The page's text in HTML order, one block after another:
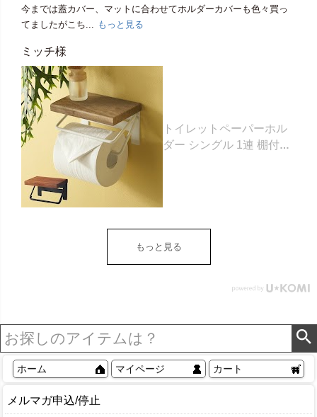
今までは蓋カバー、マットに合わせてホルダーカバーも色々買っ
てましたがこち...
もっと見る
ミッチ様
トイレットペーパーホル
ダー シングル 1連 棚付き
ダー 収納 DIY アンティー
ク ヴィンテージ ナチュラ
リア アジアン [84302] ホ
もっと見る
ホーム マイページ カート
メルマガ申込/停止